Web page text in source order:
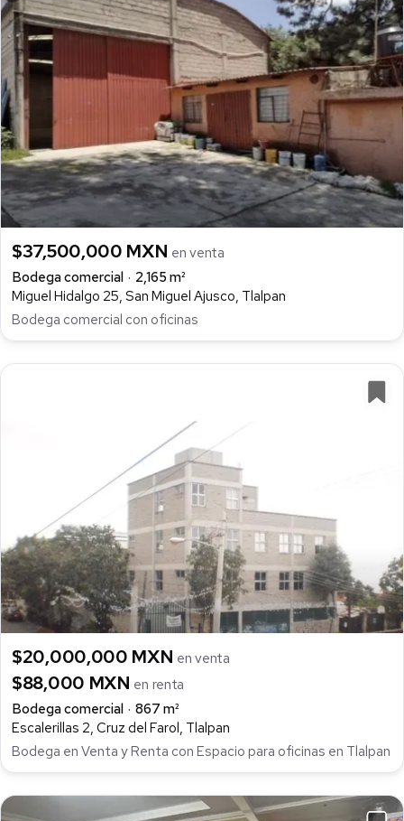
$37,500,000 MXN en venta
Bodega comercial
2,165 m²
Miguel Hidalgo 25, San Miguel Ajusco, Tlalpan
Bodega comercial con oficinas
$20,000,000 MXN en venta
$88,000 MXN en renta
Bodega comercial
867 m²
Escalerillas 2, Cruz del Farol, Tlalpan
Bodega en Venta y Renta con Espacio para oficinas en Tlalpan